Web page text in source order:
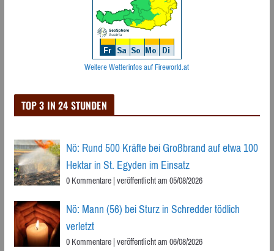
Weitere Wetterinfos auf Fireworld.at
TOP 3 IN 24 STUNDEN
Nö: Rund 500 Kräfte bei Großbrand auf etwa 100
Hektar in St. Egyden im Einsatz
0 Kommentare|veröffentlicht am 05/08/2026
Nö: Mann (56) bei Sturz in Schredder tödlich
verletzt
0 Kommentare|veröffentlicht am 06/08/2026